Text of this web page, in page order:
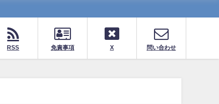
RSS 免責事項 X 問い合わせ